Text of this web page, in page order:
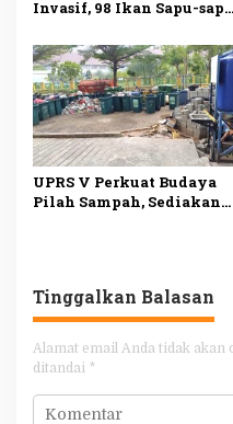
Invasif, 98 Ikan Sapu-sapu
UPRS V Perkuat Budaya
Pilah Sampah, Sediakan
Tinggalkan Balasan
Alamat email Anda tidak akan
ditandai *